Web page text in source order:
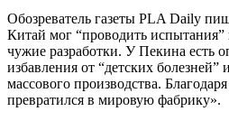
Обозреватель газеты PLA Daily
Китай мог “проводить испытания”
чужие разработки. У Пекина есть
избавления от “детских болезней”
массового производства.
превратился в мировую фабрику».